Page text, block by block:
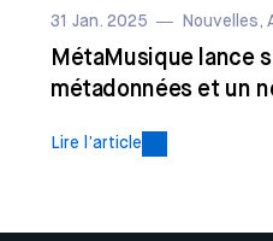
31 Jan. 2025 Nouvelles,
MétaMusique lance
métadonnées et un
Lire l’article